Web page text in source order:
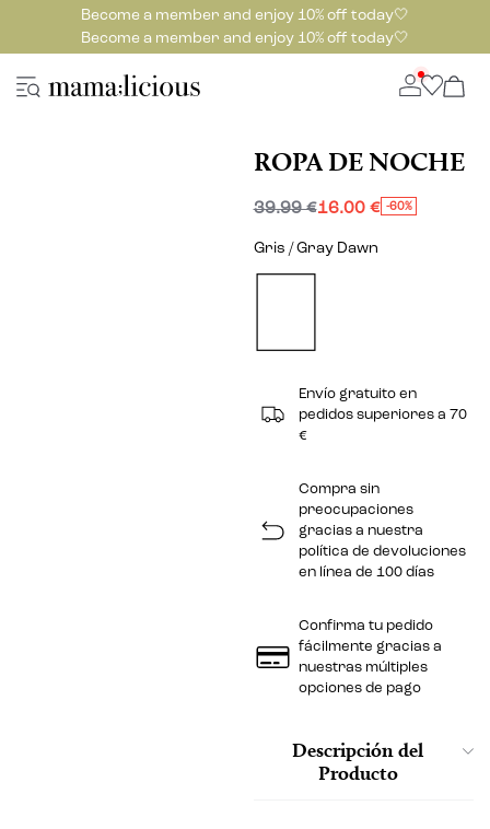
Become a member and enjoy 10% off today🤍
Become a member and enjoy 10% off today🤍
ROPA DE NOCHE
39.99 €16.00 € -60%
Gris / Gray Dawn
Envío gratuito en
pedidos superiores a 70
€
Compra sin
preocupaciones
gracias a nuestra
política de devoluciones
en línea de 100 días
Confirma tu pedido
fácilmente gracias a
nuestras múltiples
opciones de pago
Descripción del
Producto